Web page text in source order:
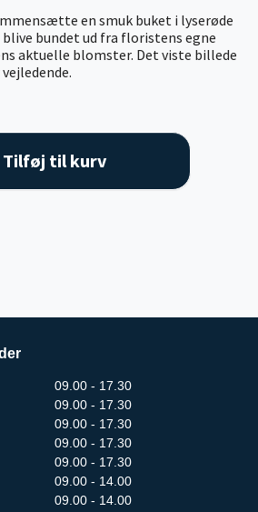
en smuk buket i lyserøde
bundet ud fra floristens egne
aktuelle blomster. Det viste billede
Tilføj til kurv
09.00 - 17.30
09.00 - 17.30
09.00 - 17.30
09.00 - 17.30
09.00 - 17.30
09.00 - 14.00
09.00 - 14.00